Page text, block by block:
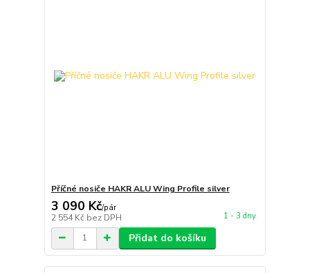
Příčné nosiče HAKR ALU Wing Profile silver
3 090 Kč/pár
2 554 Kč bez DPH 1 - 3 dny
Přidat do košíku